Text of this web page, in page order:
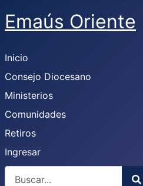
Emaús Oriente
Inicio
Consejo Diocesano
Ministerios
Comunidades
Retiros
Ingresar